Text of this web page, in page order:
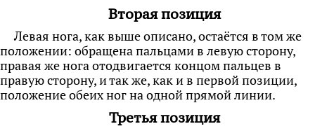
Вторая позиция
Левая нога, как выше описано, остаётся в том же
положении: обращена пальцами в левую сторону,
правая же нога отодвигается концом пальцев в
правую сторону, и так же, как и в первой позиции,
положение обеих ног на одной прямой линии.
Третья позиция